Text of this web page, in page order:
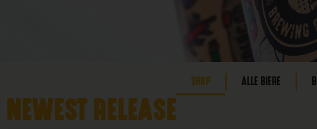
SHOP ALLE BIERE
NEWEST RELEASE